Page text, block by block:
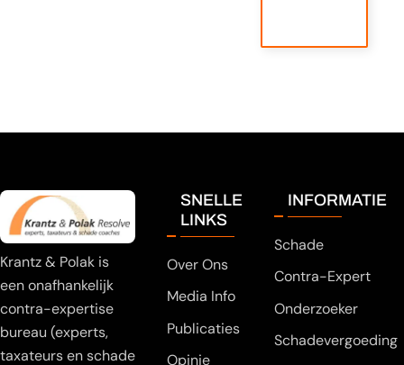
Krantz & Polak is
een onafhankelijk
contra-expertise
bureau (experts,
taxateurs en schade
SNELLE
LINKS
Over Ons
Media Info
Publicaties
Opinie
INFORMATIE
Schade
Contra-Expert
Onderzoeker
Schadevergoeding